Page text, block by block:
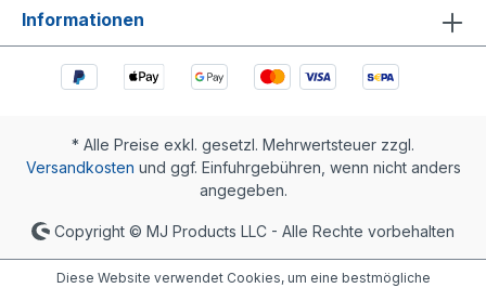
Informationen
* Alle Preise exkl. gesetzl. Mehrwertsteuer zzgl.
Versandkosten und ggf. Einfuhrgebühren, wenn nicht anders
angegeben.
Copyright © MJ Products LLC - Alle Rechte vorbehalten
Diese Website verwendet Cookies, um eine bestmögliche